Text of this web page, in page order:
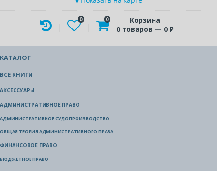
0 0
Корзина
0 товаров — 0 ₽
КАТАЛОГ
ВСЕ КНИГИ
АКСЕССУАРЫ
АДМИНИСТРАТИВНОЕ ПРАВО
АДМИНИСТРАТИВНОЕ СУДОПРОИЗВОДСТВО
ОБЩАЯ ТЕОРИЯ АДМИНИСТРАТИВНОГО ПРАВА
ФИНАНСОВОЕ ПРАВО
БЮДЖЕТНОЕ ПРАВО